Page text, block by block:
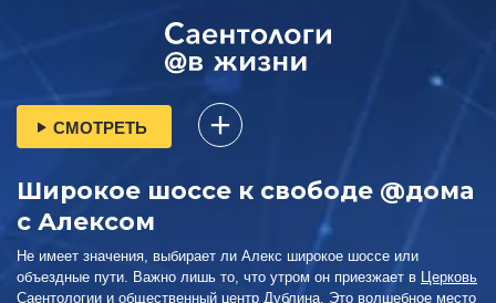
СМОТРЕТЬ
Широкое шоссе к свободе @дома
с Алексом
Не имеет значения, выбирает ли Алекс широкое шоссе или
объездные пути. Важно лишь то, что утром он приезжает в
Церковь
Саентологии и общественный центр Дублина . Это волшебное место